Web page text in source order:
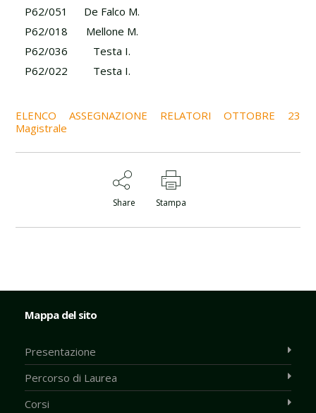
P62/051
De Falco M.
P62/018
Mellone M.
P62/036
Testa I.
P62/022
Testa I.
ELENCO ASSEGNAZIONE RELATORI OTTOBRE 23
Magistrale
Share Stampa
Mappa del sito
Presentazione
Percorso di Laurea
Corsi